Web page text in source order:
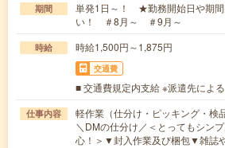
期間
単発1日～！ ★勤務開始日や期間
い！ ＃8月～ ＃9月～
時給 時給1,500円～1,875円
交通費
■ 交通費規定内支給 ※派遣先による
仕事内容
軽作業（仕分け・ピッキング・検
＼DMの仕分け／＜とってもシン
心！＞▼封入作業及び梱包▼雑誌